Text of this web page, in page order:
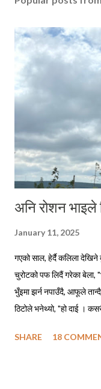
अनि रोशन भाइले
January 11, 2025
गएको साल, हेर्दै कलिला देखिने
चुरोटको पफ लिदैं गरेका बेला,
भुँइमा झर्न नपाउँदै, आफूले
ठिटोले भनेथ्यो, "हो दाई ।
तिमीहरू नेपाली मैं बातचित
SHARE 18